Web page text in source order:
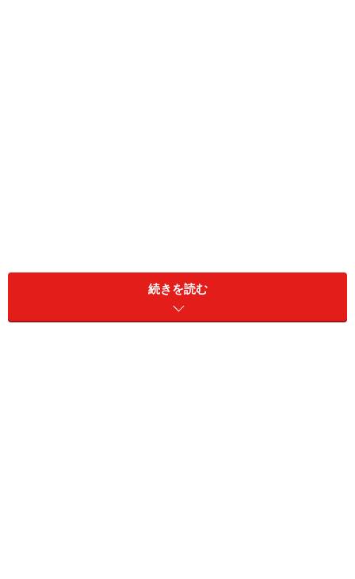
さて、本題は「よく買うケチャップのメーカー」です。
さっそく、2位からコメントとともにご紹介していきま
しょう。
続きを読む